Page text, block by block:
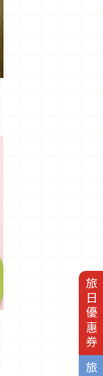
旅日優惠券